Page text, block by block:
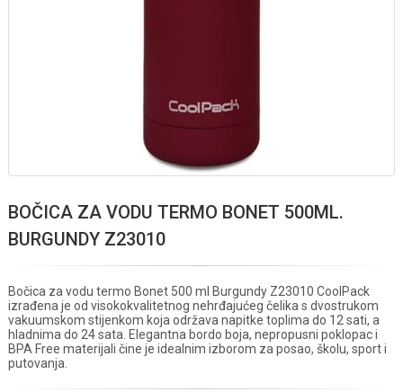
BOČICA ZA VODU TERMO BONET 500ML.
BURGUNDY Z23010
Bočica za vodu termo Bonet 500 ml Burgundy Z23010 CoolPack
izrađena je od visokokvalitetnog nehrđajućeg čelika s dvostrukom
vakuumskom stijenkom koja održava napitke toplima do 12 sati, a
hladnima do 24 sata. Elegantna bordo boja, nepropusni poklopac i
BPA Free materijali čine je idealnim izborom za posao, školu, sport i
putovanja.